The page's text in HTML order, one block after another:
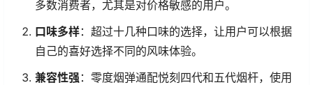
多数消费者，尤其是对价格敏感的用户。
口味多样：超过十几种口味的选择，让用户可以根据
自己的喜好选择不同的风味体验。
兼容性强 ：零度烟弹通配悦刻四代和五代烟杆，使用